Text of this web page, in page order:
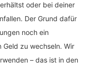
oder bei deiner
Der Grund dafür
noch ein
zu wechseln. Wir
– das ist in den